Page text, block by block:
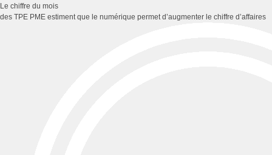
Le chiffre du mois
des TPE PME estiment que le numérique permet d’augmenter le chiffre d’affaires